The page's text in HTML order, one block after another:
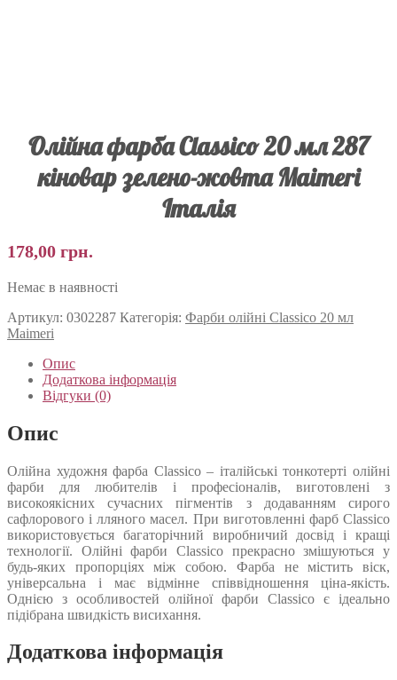
Олійна фарба Classico 20 мл 287
кіновар зелено-жовта Maimeri
Італія
178,00 грн.
Немає в наявності
Артикул: 0302287 Категорія: Фарби олійні Classico 20 мл
Maimeri
Опис
Додаткова інформація
Відгуки (0)
Опис
Олійна художня фарба Classico – італійські тонкотерті олійні
фарби для любителів і професіоналів, виготовлені з
високоякісних сучасних пігментів з додаванням сирого
сафлорового і лляного масел. При виготовленні фарб Classico
використовується багаторічний виробничий досвід і кращі
технології. Олійні фарби Classico прекрасно змішуються у
будь-яких пропорціях між собою. Фарба не містить віск,
універсальна і має відмінне співвідношення ціна-якість.
Однією з особливостей олійної фарби Classico є ідеально
підібрана швидкість висихання.
Додаткова інформація